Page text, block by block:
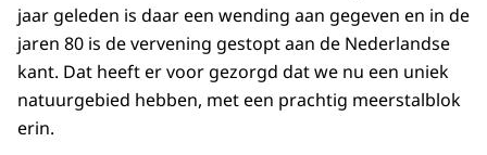
jaar geleden is daar een wending aan gegeven en in de
jaren 80 is de vervening gestopt aan de Nederlandse
kant. Dat heeft er voor gezorgd dat we nu een uniek
natuurgebied hebben, met een prachtig meerstalblok
erin.